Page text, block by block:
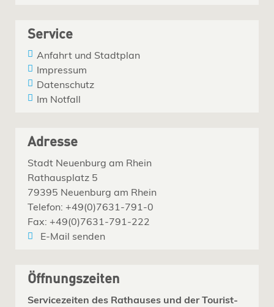
Service
Anfahrt und Stadtplan
Impressum
Datenschutz
Im Notfall
Adresse
Stadt Neuenburg am Rhein
Rathausplatz 5
79395 Neuenburg am Rhein
Telefon: +49(0)7631-791-0
Fax: +49(0)7631-791-222
E-Mail senden
Öffnungszeiten
Servicezeiten des Rathauses und der Tourist-